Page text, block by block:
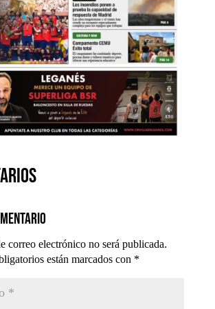
correo electrónico no será publicada.
están marcados con *